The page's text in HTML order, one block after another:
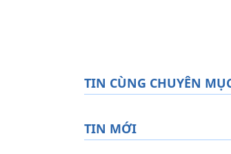
TIN CÙNG CHUYÊN
TIN MỚI